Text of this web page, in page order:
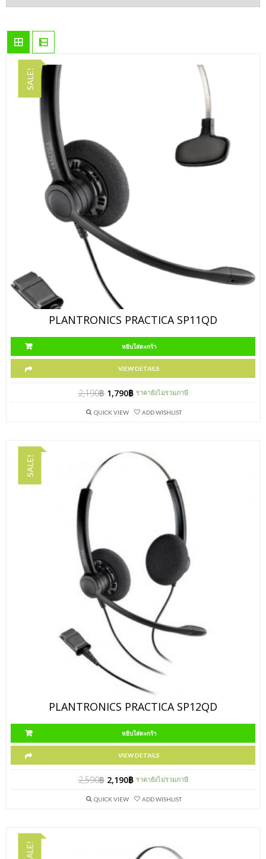
SALE!
PLANTRONICS PRACTICA SP11QD
หยิบใส่ตะกร้า
VIEW DETAILS
2,190฿ 1,790฿ ราคายังไม่รวมภาษี
QUICK VIEW ADD WISHLIST
SALE!
PLANTRONICS PRACTICA SP12QD
หยิบใส่ตะกร้า
VIEW DETAILS
2,590฿ 2,190฿ ราคายังไม่รวมภาษี
QUICK VIEW ADD WISHLIST
SALE!